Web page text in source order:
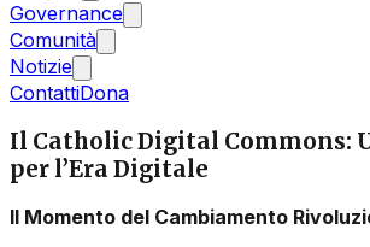
Governance
Comunità
Notizie
ContattiDona
Il Catholic Digital Commons:
per l’Era Digitale
Il Momento del Cambiamento